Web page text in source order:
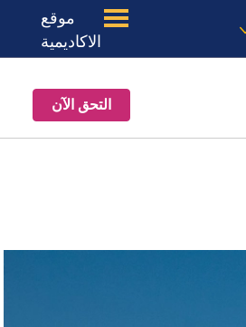
موقع
الاكاديمية
الموقع
التحق الآن